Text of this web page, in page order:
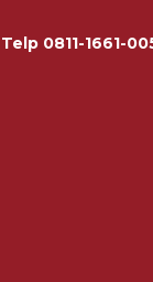
Telp 0811-1661-